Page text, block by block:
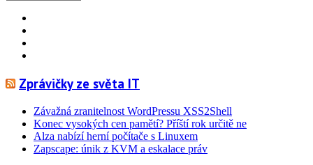
Zprávičky ze světa IT
Závažná zranitelnost WordPressu XSS2Shell
Konec vysokých cen pamětí? Příští rok určitě ne
Alza nabízí herní počítače s Linuxem
Zapscape: únik z KVM a eskalace práv